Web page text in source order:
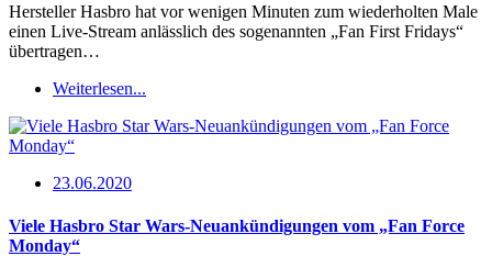
Hersteller Hasbro hat vor wenigen Minuten zum wiederholten Male
einen Live-Stream anlässlich des sogenannten „Fan First Fridays“
übertragen…
Weiterlesen...
23.06.2020
Viele Hasbro Star Wars-Neuankündigungen vom „Fan Force
Monday“